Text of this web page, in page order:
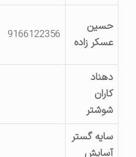
حسین
عسکر زاده
9166122356
دهناد
کاران
شوشتر
سایه گستر
آسایش